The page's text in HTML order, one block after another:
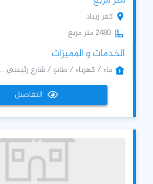
كفر زيباد
2480 متر مربع
الخدمات و المميزات
ماء / كهرباء / طابو / شارع رئيسي ...
التفاصيل